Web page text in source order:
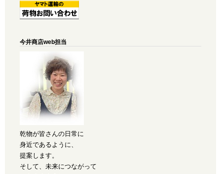
今井商店web担当
乾物が皆さんの日常に
身近であるように、
提案します。
そして、未来につながって